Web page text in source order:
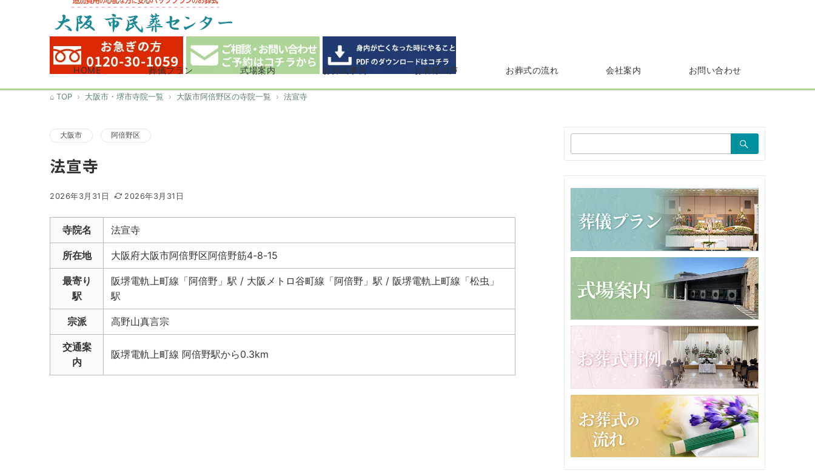
HOME 葬儀プラン 式場案内 お葬式事例 お客様の声 お葬式の流れ 会社案内 お問い合わせ
TOP 大阪市・堺市寺院一覧 大阪市阿倍野区の寺院一覧 法宣寺
大阪市 阿倍野区
法宣寺
2026年3月31日 2026年3月31日
寺院名 法宣寺
所在地 大阪府大阪市阿倍野区阿倍野筋4-8-15
最寄り
駅
阪堺電軌上町線「阿倍野」駅 / 大阪メトロ谷町線「阿倍野」駅 / 阪堺電軌上町線「松虫」
駅
宗派 高野山真言宗
交通案
内
阪堺電軌上町線 阿倍野駅から0.3km
索：